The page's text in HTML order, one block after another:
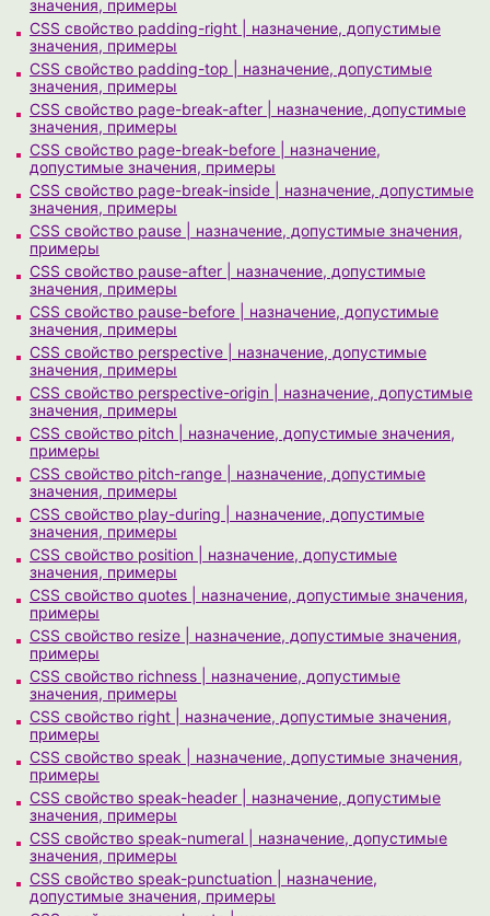
значения, примеры
CSS свойство padding-right | назначение, допустимые
значения, примеры
CSS свойство padding-top | назначение, допустимые
значения, примеры
CSS свойство page-break-after | назначение, допустимые
значения, примеры
CSS свойство page-break-before | назначение,
допустимые значения, примеры
CSS свойство page-break-inside | назначение, допустимые
значения, примеры
CSS свойство pause | назначение, допустимые значения,
примеры
CSS свойство pause-after | назначение, допустимые
значения, примеры
CSS свойство pause-before | назначение, допустимые
значения, примеры
CSS свойство perspective | назначение, допустимые
значения, примеры
CSS свойство perspective-origin | назначение, допустимые
значения, примеры
CSS свойство pitch | назначение, допустимые значения,
примеры
CSS свойство pitch-range | назначение, допустимые
значения, примеры
CSS свойство play-during | назначение, допустимые
значения, примеры
CSS свойство position | назначение, допустимые
значения, примеры
CSS свойство quotes | назначение, допустимые значения,
примеры
CSS свойство resize | назначение, допустимые значения,
примеры
CSS свойство richness | назначение, допустимые
значения, примеры
CSS свойство right | назначение, допустимые значения,
примеры
CSS свойство speak | назначение, допустимые значения,
примеры
CSS свойство speak-header | назначение, допустимые
значения, примеры
CSS свойство speak-numeral | назначение, допустимые
значения, примеры
CSS свойство speak-punctuation | назначение,
допустимые значения, примеры